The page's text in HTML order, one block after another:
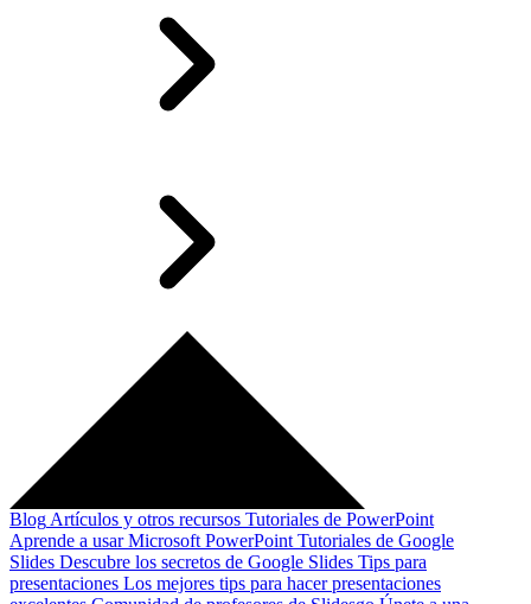
Blog Artículos y otros recursos Tutoriales de PowerPoint
Aprende a usar Microsoft PowerPoint Tutoriales de Google
Slides Descubre los secretos de Google Slides Tips para
presentaciones Los mejores tips para hacer presentaciones